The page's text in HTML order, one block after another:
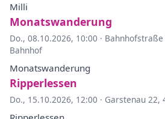
Milli
Monatswanderung
Do., 08.10.2026, 10:00 ·
Bahnhof
Monatswanderung
Ripperlessen
Do., 15.10.2026, 12:00 · Garstenau 22,